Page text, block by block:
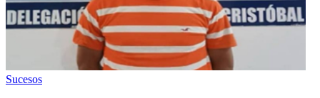
Sucesos